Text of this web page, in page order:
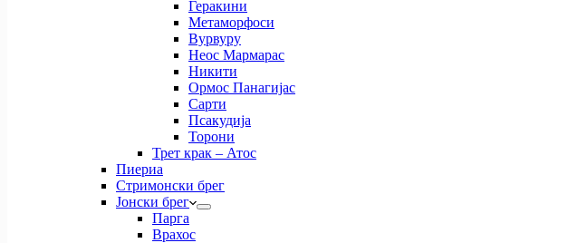
Геракини
Метаморфоси
Вурвуру
Неос Мармарас
Никити
Ормос Панагијас
Сарти
Псакудија
Торони
Трет крак – Атос
Пиериа
Стримонски брег
Јонски брег
Парга
Врахос